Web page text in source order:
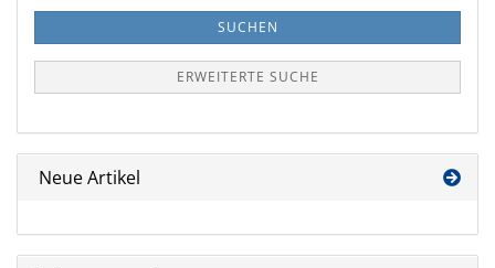
SUCHEN
ERWEITERTE SUCHE
Neue Artikel